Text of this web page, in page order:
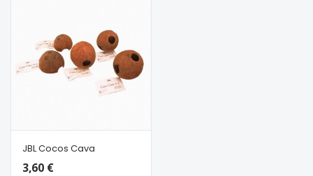
JBL Cocos Cava
3,60 €